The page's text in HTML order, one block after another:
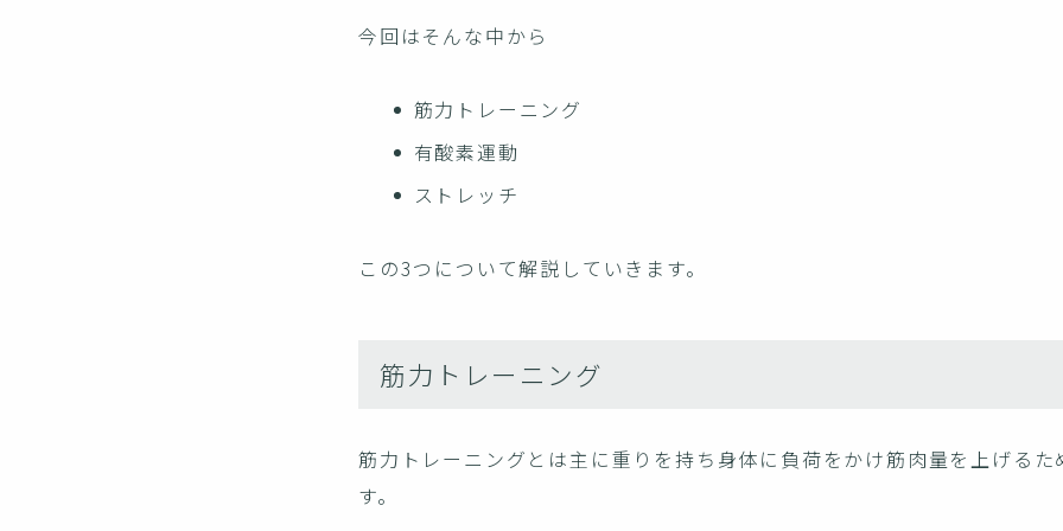
今回はそんな中から
筋力トレーニング
有酸素運動
ストレッチ
この3つについて解説していきます。
筋力トレーニング
筋力トレーニングとは主に重りを持ち身体に負荷をかけ筋肉量を上げるた
す。